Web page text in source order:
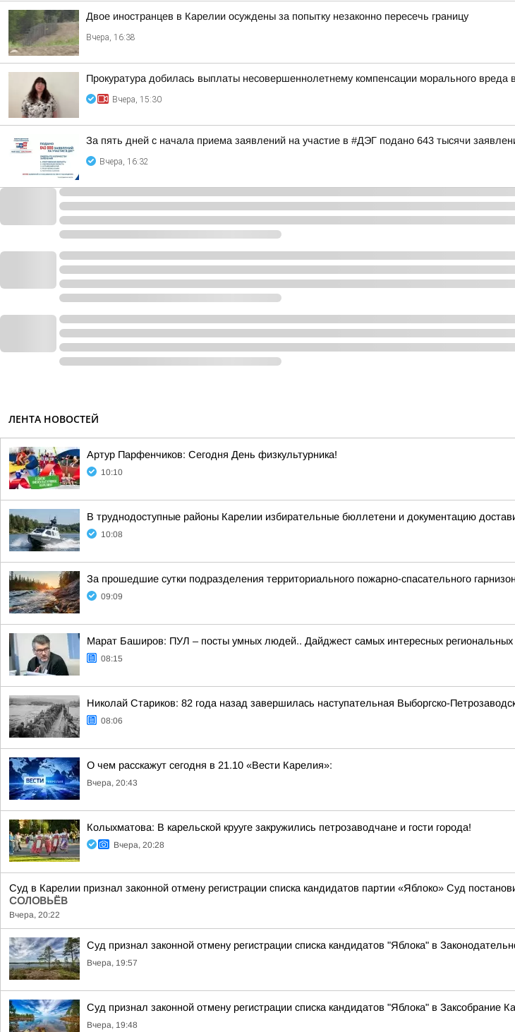
Двое иностранцев в Карелии осуждены за попытку незаконно пересечь границу
Вчера, 16:38
Прокуратура добилась выплаты несовершеннолетнему компенсации морального вреда
Вчера, 15:30
За пять дней с начала приема заявлений на участие в #ДЭГ подано 643 тысячи
Вчера, 16:32
ЛЕНТА НОВОСТЕЙ
Артур Парфенчиков: Сегодня День физкультурника!
10:10
В труднодоступные районы Карелии избирательные бюллетени и документацию
10:08
За прошедшие сутки подразделения территориального пожарно-спасательного
09:09
Марат Баширов: ПУЛ – посты умных людей.. Дайджест самых интересных региональных
08:15
Николай Стариков: 82 года назад завершилась наступательная Выборгско-
08:06
О чем расскажут сегодня в 21.10 «Вести Карелия»:
Вчера, 20:43
Колыхматова: В карельской крууге закружились петрозаводчане и гости города!
Вчера, 20:28
Суд в Карелии признал законной отмену регистрации списка кандидатов партии «Яблоко» Суд
СОЛОВЬЁВ
Вчера, 20:22
Суд признал законной отмену регистрации списка кандидатов "Яблока" в
Вчера, 19:57
Суд признал законной отмену регистрации списка кандидатов "Яблока" в Заксобрание
Вчера, 19:48